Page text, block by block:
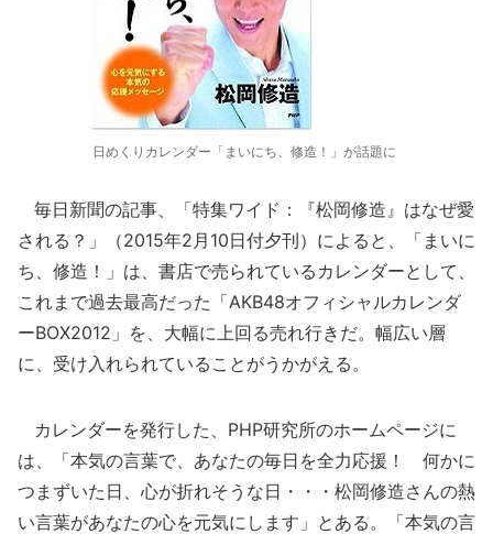
日めくりカレンダー「まいにち、修造！」が話題に
毎日新聞の記事、「特集ワイド：『松岡修造』はなぜ愛
される？」（2015年2月10日付夕刊）によると、「まいに
ち、修造！」は、書店で売られているカレンダーとして、
これまで過去最高だった「AKB48オフィシャルカレンダ
ーBOX2012」を、大幅に上回る売れ行きだ。幅広い層
に、受け入れられていることがうかがえる。
カレンダーを発行した、PHP研究所のホームページに
は、「本気の言葉で、あなたの毎日を全力応援！ 何かに
つまずいた日、心が折れそうな日・・・松岡修造さんの熱
い言葉があなたの心を元気にします」とある。「本気の言